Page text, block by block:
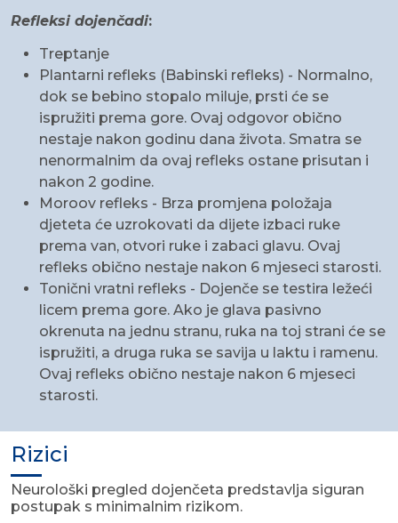
Refleksi dojenčadi:
Treptanje
Plantarni refleks (Babinski refleks) - Normalno,
dok se bebino stopalo miluje, prsti će se
ispružiti prema gore. Ovaj odgovor obično
nestaje nakon godinu dana života. Smatra se
nenormalnim da ovaj refleks ostane prisutan i
nakon 2 godine.
Moroov refleks - Brza promjena položaja
djeteta će uzrokovati da dijete izbaci ruke
prema van, otvori ruke i zabaci glavu. Ovaj
refleks obično nestaje nakon 6 mjeseci starosti.
Tonični vratni refleks - Dojenče se testira ležeći
licem prema gore. Ako je glava pasivno
okrenuta na jednu stranu, ruka na toj strani će se
ispružiti, a druga ruka se savija u laktu i ramenu.
Ovaj refleks obično nestaje nakon 6 mjeseci
starosti.
Rizici
Neurološki pregled dojenčeta predstavlja siguran
postupak s minimalnim rizikom.